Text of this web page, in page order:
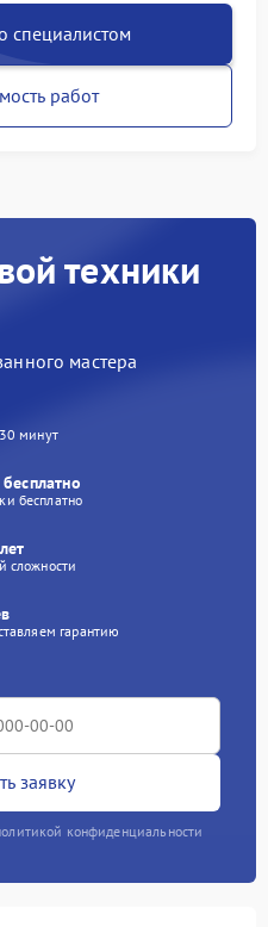
специалистом
работ
техники
мастера
минут
бесплатно
сложности
гарантию
заявку
конфиденциальности